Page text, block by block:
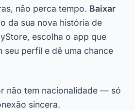
não perca tempo. Baixar
da sua nova história de
escolha o app que
seu perfil e dê uma chance
não tem nacionalidade — só
sincera.